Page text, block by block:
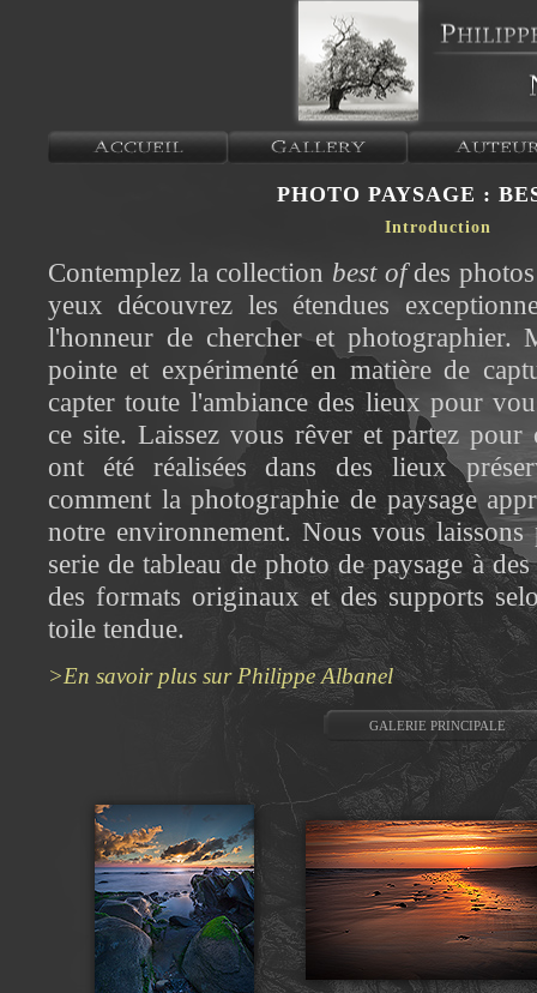
PHOTO PAYSAGE :
Introduction
Contemplez la collection best ofdes
yeux découvrez les étendues
l'honneur de chercher et photographier.
pointe et expérimenté en matière de
capter toute l'ambiance des lieux pour
ce site. Laissez vous rêver et partez pour
ont été réalisées dans des lieux
comment la photographie de paysage
notre environnement. Nous vous
serie de tableau de photo de paysage à
des formats originaux et des supports
toile tendue.
>En savoir plus sur Philippe Albanel
GALERIE PRINCIPALE